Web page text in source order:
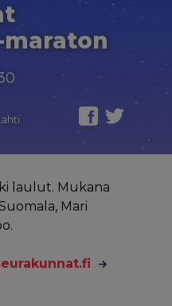
laulut. Mukana
Mari